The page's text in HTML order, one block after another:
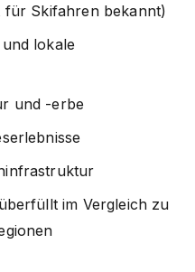
für Skifahren bekannt)
lokale
und -erbe
im Vergleich zu